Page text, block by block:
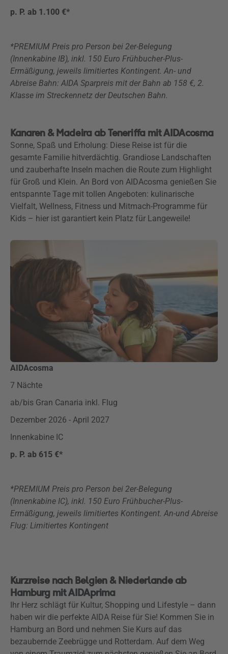
p. P. ab 1.100 €*
*PREMIUM Preis pro Person bei 2er-Belegung
(Innenkabine IB), inkl. 150 Euro Frühbucher-Plus-
Ermäßigung, jeweils limitiertes Kontingent. An- und
Abreise Bahn: AIDA Sparpreis mit der Bahn ab 158 €, 2.
Klasse im Streckennetz der Deutschen Bahn.
Kanaren & Madeira ab Teneriffa mit AIDAcosma
Sonne, Spaß und Erholung: Diese Reise ist für die
gesamte Familie hitverdächtig. Grandiose Landschaften
und zauberhafte Inseln machen die Route zum Highlight
für Groß und Klein. An Bord von AIDAcosma genießen Sie
entspannte Tage mit tollen Angeboten: kulinarische
Vielfalt, Wellness, Fitness und Mitmach-Programme für
Kids – hier ist garantiert kein Platz für Langeweile!
AIDAcosma
7 Nächte
ab/bis Gran Canaria inkl. Flug
Dezember 2026 - April 2027
Innenkabine IC
p. P. ab 615 €*
*PREMIUM Preis pro Person bei 2er-Belegung
(Innenkabine IC), inkl. 150 Euro Frühbucher-Plus-
Ermäßigung, jeweils limitiertes Kontingent. An-und Abreise
Flug: Limitiertes Kontingent
Kurzreise nach Belgien & Niederlande ab
Hamburg mit AIDAprima
Ihr Herz schlägt für Kultur, Shopping und Lifestyle – dann
haben wir die perfekte AIDA Reise für Sie! Kommen Sie in
Hamburg an Bord und nehmen Sie Kurs auf das
bezaubernde Zeebrügge und Rotterdam. Auf dem Weg